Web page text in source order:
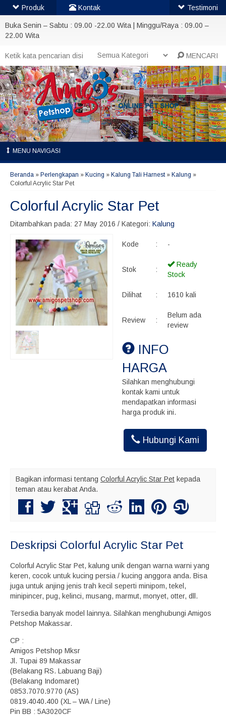
Buka Senin – Sabtu : 09.00 -22.00 Wita | Minggu/Raya : 09.00 –
22.00 Wita
MENCARI
MENU NAVIGASI
Beranda » Perlengkapan » Kucing » Kalung Tali Harnest» Kalung »
Colorful Acrylic Star Pet
Colorful Acrylic Star Pet
Ditambahkan pada: 27 May 2016 / Kategori: Kalung
Kode : -
Stok :
Ready
Stock
Dilihat : 1610 kali
Review :
Belum ada
review
INFO
HARGA
Silahkan menghubungi
kontak kami untuk
mendapatkan informasi
harga produk ini.
Hubungi Kami
Bagikan informasi tentang Colorful Acrylic Star Pet kepada
teman atau kerabat Anda.
Deskripsi Colorful Acrylic Star Pet
Colorful Acrylic Star Pet, kalung unik dengan warna warni yang
keren, cocok untuk kucing persia / kucing anggora anda. Bisa
juga untuk anjing jenis trah kecil seperti minipom, tekel,
minipincer, pug, kelinci, musang, marmut, monyet, otter, dll.
Tersedia banyak model lainnya. Silahkan menghubungi Amigos
Petshop Makassar.
CP :
Amigos Petshop Mksr
Jl. Tupai 89 Makassar
(Belakang RS. Labuang Baji)
(Belakang Indomaret)
0853.7070.9770 (AS)
0819.4040.400 (XL – WA / Line)
Pin BB : 5A3020CF
Produk Kontak Testimoni